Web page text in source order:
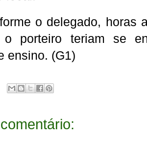
o delegado, horas
porteiro teriam se
ensino. (G1)